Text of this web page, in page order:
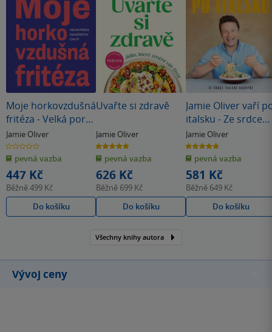
Moje horkovzdušná
fritéza - Velká porce
odvážných chutí
Jamie Oliver
0.0
z
5
hvězdiček
pevná vazba
447 Kč
Běžně499 Kč
Do košíku
Uvařte si zdravě
Jamie Oliver
5.0
z
5
hvězdiček
pevná vazba
626 Kč
Běžně 699 Kč
Do košíku
Jamie Oliver vaří
italsku - Ze srdce
italské kuchyně
Jamie Oliver
4.9
z
5
hvězdiček
pevná vazba
581 Kč
Běžně 649 Kč
Do košíku
Všechny knihy autora
Vývoj ceny